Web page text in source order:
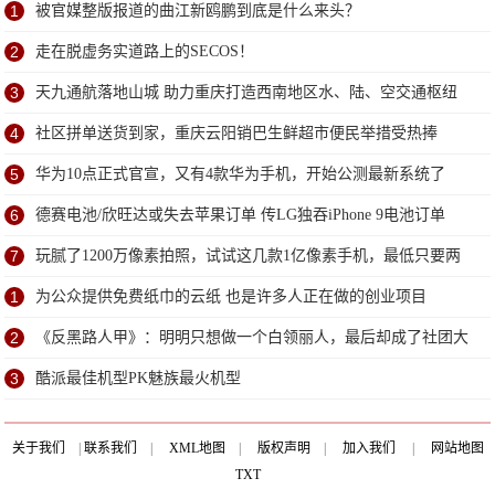
1 被官媒整版报道的曲江新鸥鹏到底是什么来头？
2 走在脱虚务实道路上的SECOS！
3 天九通航落地山城 助力重庆打造西南地区水、陆、空交通枢纽
4 社区拼单送货到家，重庆云阳销巴生鲜超市便民举措受热捧
5 华为10点正式官宣，又有4款华为手机，开始公测最新系统了
6 德赛电池/欣旺达或失去苹果订单 传LG独吞iPhone 9电池订单
7 玩腻了1200万像素拍照，试试这几款1亿像素手机，最低只要两
千多
1 为公众提供免费纸巾的云纸 也是许多人正在做的创业项目
2 《反黑路人甲》：明明只想做一个白领丽人，最后却成了社团大
姐大
3 酷派最佳机型PK魅族最火机型
关于我们 | 联系我们 | XML地图 | 版权声明 | 加入我们 |
网站地图
TXT